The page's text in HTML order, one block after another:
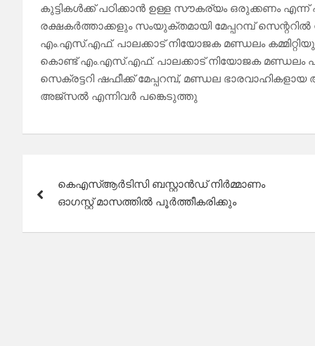
കുട്ടികൾക്ക് പഠിക്കാൻ ഉള്ള സൗകര്യം ഒരുക്കണം എന്ന്
രക്ഷകർത്താക്കളും സംയുക്തമായി മേപ്പറമ്പ്
എം.എസ്.എഫ്. പാലക്കാട്‌ നിയോജക മണ്ഡലം
കൊണ്ട് എം.എസ്.എഫ്. പാലക്കാട്‌ നിയോജക മണ്ഡലം
സെക്രട്ടറി ഷഫീക്ക് മേപ്പറമ്പ്, മണ്ഡല
അജ്സൽ എന്നിവർ പങ്കെടുത്തു
navigation
കെഎസ്ആർടിസി ബസ്റ്റാൻഡ് നിർമ്മാണം
ഓഗസ്റ്റ് മാസത്തിൽ പൂർത്തീകരിക്കും